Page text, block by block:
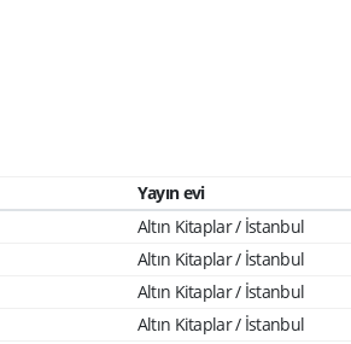
Yayın evi
Altın Kitaplar / İstanbul
Altın Kitaplar / İstanbul
Altın Kitaplar / İstanbul
Altın Kitaplar / İstanbul